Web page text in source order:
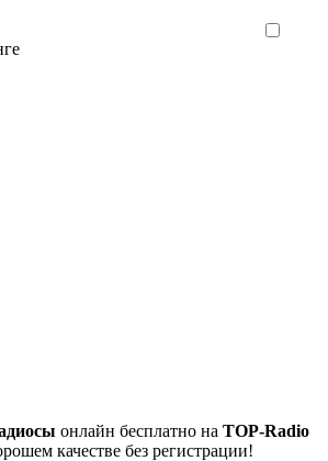
онлайн бесплатно на TOP-Radio
качестве без регистрации!